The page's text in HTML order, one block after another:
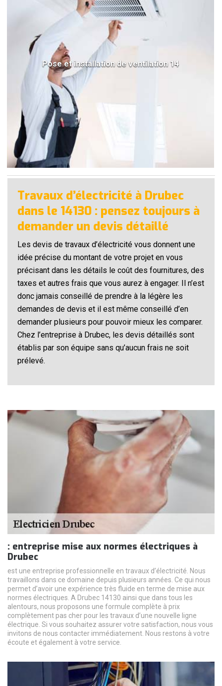
Pose et installation de ventilation 14
Travaux d’électricité à Drubec
dans le 14130 : pensez toujours à
demander un devis détaillé
Les devis de travaux d’électricité vous donnent une
idée précise du montant de votre projet en vous
précisant dans les détails le coût des fournitures, des
taxes et autres frais que vous aurez à engager. Il n’est
donc jamais conseillé de prendre à la légère les
demandes de devis et il est même conseillé d’en
demander plusieurs pour pouvoir mieux les comparer.
Chez l’entreprise à Drubec, les devis détaillés sont
établis par son équipe sans qu’aucun frais ne soit
prélevé.
: entreprise mise aux normes électriques à
Drubec
est une entreprise professionnelle en travaux d’électricité. Nous
travaillons dans ce domaine depuis plusieurs années. Ce qui nous
permet d’avoir une expérience très fluide en terme de mise aux
normes électriques. A Drubec 14130 ainsi que dans tous les
alentours, nous proposons une formule complète à prix
complètement pas cher pour les travaux d’une nouvelle ligne
électrique. Si vous souhaitez assurer votre satisfaction, nous vous
invitons de nous contacter immédiatement. Nous restons à votre
écoute et également à votre service.